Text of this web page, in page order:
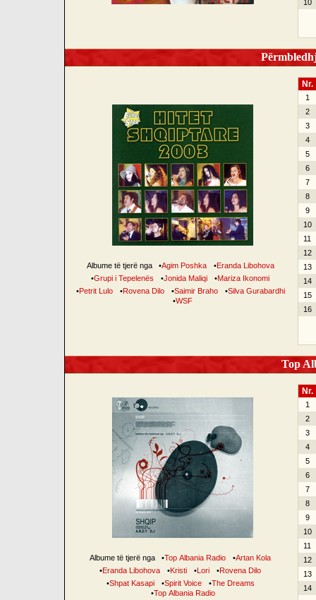
10
Albume të tjerë nga •Agim Poshka •Eranda Libohova
•Grupi i Tepelenës •Jonida Maliqi •Mariza Ikonomi
•Petrit Lulo •Rovena Dilo •Saimir Braho •Silva Gurabardhi
•WSF
Nr.
1
2
3
4
5
6
7
8
9
10
11
12
13
14
15
16
Top
Albume të tjerë nga •Top Albania Radio •Artan Kola
•Eranda Libohova •Kristi •Lori •Rovena Dilo
•Shpat Kasapi •Spirit Voice •The Dreams
•Top Albania Radio
Nr.
1
2
3
4
5
6
7
8
9
10
11
12
13
14